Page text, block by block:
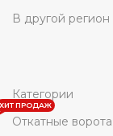
В другой регион
Категории
Откатные ворота
ХИТ ПРОДАЖ